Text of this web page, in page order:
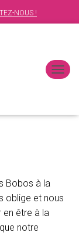
NOUS !
D
V
Bobos à la
oblige et nous
en être à la
notre